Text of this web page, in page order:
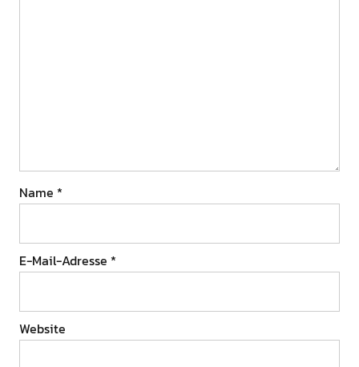
Name *
E-Mail-Adresse *
Website